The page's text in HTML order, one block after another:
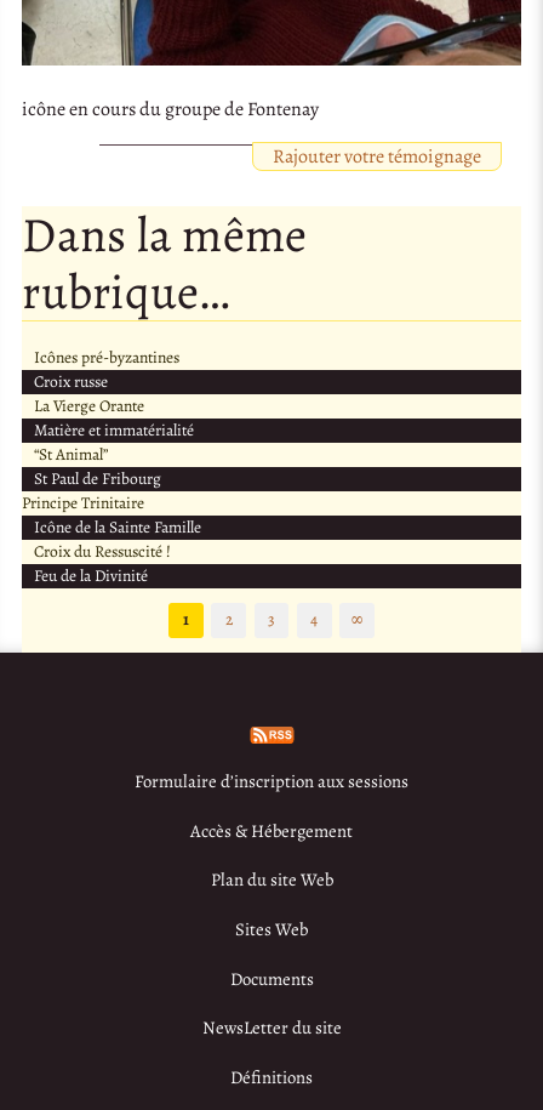
icône en cours du groupe de Fontenay
Rajouter votre témoignage
Dans la même
rubrique…
Icônes pré-byzantines
Croix russe
La Vierge Orante
Matière et immatérialité
“St Animal”
St Paul de Fribourg
Principe Trinitaire
Icône de la Sainte Famille
Croix du Ressuscité !
Feu de la Divinité
1
2 3 4 ∞
Formulaire d’inscription aux sessions
Accès & Hébergement
Plan du site Web
Sites Web
Documents
NewsLetter du site
Définitions